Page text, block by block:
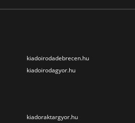
kiadoirodadebrecen.hu
kiadoirodagyor.hu
kiadoraktargyor.hu